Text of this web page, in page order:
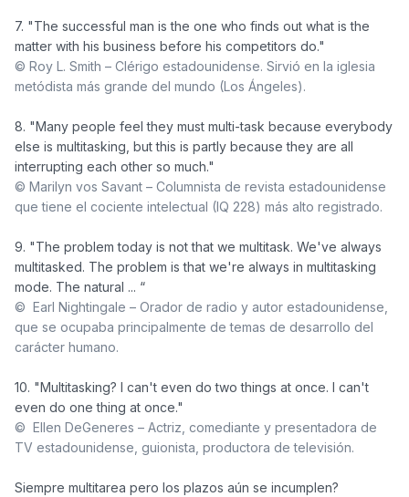
7. "The successful man is the one who finds out what is the
© Roy L. Smith – Clérigo estadounidense. Sirvió en la iglesia
metódista más grande del mundo (Los Ángeles).
8. "Many people feel they must multi-task because everybody
else is multitasking, but this is partly because they are all
© Marilyn vos Savant – Columnista de revista estadounidense
que tiene el cociente intelectual (IQ 228) más alto registrado.
9. "The problem today is not that we multitask. We've always
multitasked. The problem is that we're always in multitasking
©  Earl Nightingale – Orador de radio y autor estadounidense,
que se ocupaba principalmente de temas de desarrollo del
carácter humano.
10. "Multitasking? I can't even do two things at once. I can't
©  Ellen DeGeneres – Actriz, comediante y presentadora de
TV estadounidense, guionista, productora de televisión.
Siempre multitarea pero los plazos aún se incumplen?